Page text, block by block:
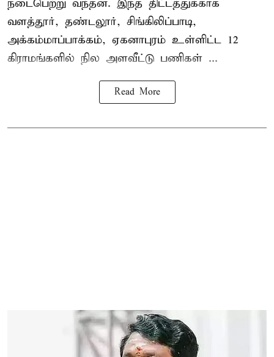
நடைபெற்று வந்தன. இந்த திட்டத்துக்காக
வளத்தூர், தண்டலூர், சிங்கிலிப்பாடி,
அக்கம்மாப்பாக்கம், ஏகனாபுரம் உள்ளிட்ட 12
கிராமங்களில் நில அளவீட்டு பணிகள் ...
Read More